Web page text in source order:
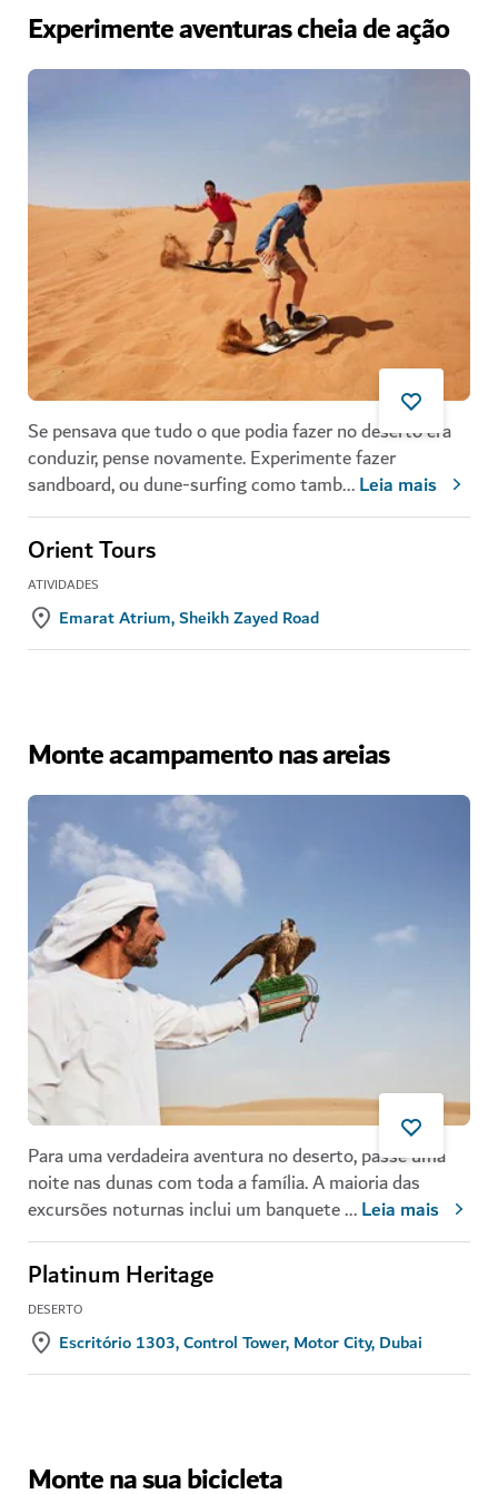
Experimente aventuras cheia de ação
Se pensava que tudo o que podia fazer no deserto era
conduzir, pense novamente. Experimente fazer
sandboard, ou dune-surfing como tamb...Leia mais
Orient Tours
ATIVIDADES
Emarat Atrium, Sheikh Zayed Road
Monte acampamento nas areias
Para uma verdadeira aventura no deserto, passe uma
noite nas dunas com toda a família. A maioria das
excursões noturnas inclui um banquete...Leia mais
Platinum Heritage
DESERTO
Escritório 1303, Control Tower, Motor City, Dubai
Monte na sua bicicleta